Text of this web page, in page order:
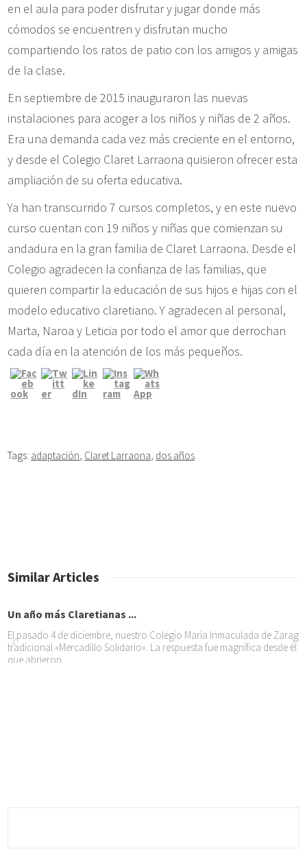
en el aula para poder disfrutar y jugar donde más
cómodos se encuentren y disfrutan mucho
compartiendo los ratos de patio con los amigos y amigas
de la clase.
En septiembre de 2015 inauguraron las nuevas
instalaciones para acoger a los niños y niñas de 2 años.
Era una demanda cada vez más creciente en el entorno,
y desde el Colegio Claret Larraona quisieron ofrecer esta
ampliación de su oferta educativa.
Ya han transcurrido 7 cursos completos, y en este nuevo
curso cuentan con 19 niños y niñas que comienzan su
andadura en la gran familia de Claret Larraona. Desde el
Colegio agradecen la confianza de las familias, que
quieren compartir la educación de sus hijos e hijas con el
modelo educativo claretiano. Y agradecen al personal,
Marta, Naroa y Leticia por todo el amor que derrochan
cada día en la atención de los más pequeños.
Tags: adaptación, Claret Larraona, dos años
Similar Articles
Un año más Claretianas ...
El pasado 4 de diciembre, nuestro Colegio María Inmaculada de
tradicional «Mercadillo Solidario». La respuesta fue magnífica desde el
que abrieron